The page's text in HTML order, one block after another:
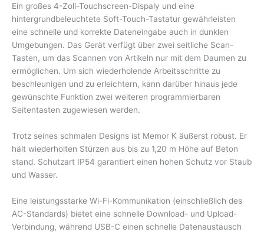
Ein großes 4-Zoll-Touchscreen-Dispaly und eine
hintergrundbeleuchtete Soft-Touch-Tastatur gewährleisten
eine schnelle und korrekte Dateneingabe auch in dunklen
Umgebungen. Das Gerät verfügt über zwei seitliche Scan-
Tasten, um das Scannen von Artikeln nur mit dem Daumen zu
ermöglichen. Um sich wiederholende Arbeitsschritte zu
beschleunigen und zu erleichtern, kann darüber hinaus jede
gewünschte Funktion zwei weiteren programmierbaren
Seitentasten zugewiesen werden.
Trotz seines schmalen Designs ist Memor K äußerst robust. Er
hält wiederholten Stürzen aus bis zu 1,20 m Höhe auf Beton
stand. Schutzart IP54 garantiert einen hohen Schutz vor Staub
und Wasser.
Eine leistungsstarke Wi-Fi-Kommunikation (einschließlich des
AC-Standards) bietet eine schnelle Download- und Upload-
Verbindung, während USB-C einen schnelle Datenaustausch